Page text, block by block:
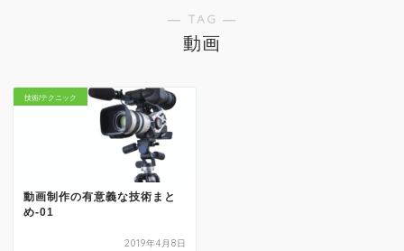
― TAG ―
動画
技術/テクニック
動画制作の有意義な技術まと
め-01
2019年4月8日